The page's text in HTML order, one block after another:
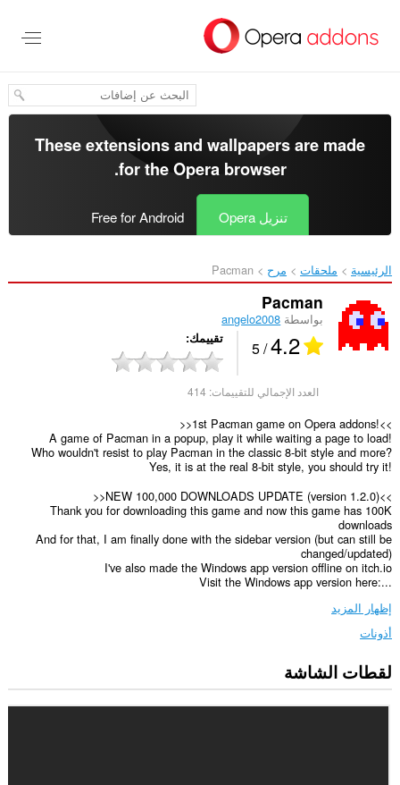
المحتوى
These extensions and wallpapers are made
for theOpera browser
.
تنزيل Opera Free for Android
الرئيسية ملحقات مرح Pacman‎
Pacman
بواسطة angelo2008
4.2
/ 5 تقييمك
العدد الإجمالي للتقييمات: 414
>>1st Pacman game on Opera addons!<<
A game of Pacman in a popup, play it while waiting a page to load!
Who wouldn't resist to play Pacman in the classic 8-bit style and more?
Yes, it is at the real 8-bit style, you should try it!
>>NEW 100,000 DOWNLOADS UPDATE (version 1.2.0)<<
Thank you for downloading this game and now this game has 100K
downloads
And for that, I am finally done with the sidebar version (but can still be
changed/updated)
I've also made the Windows app version offline on itch.io
Visit the Windows app version here:...
إظهار المزيد
أذونات
سيعمل
هذا
لقطات الشاشة